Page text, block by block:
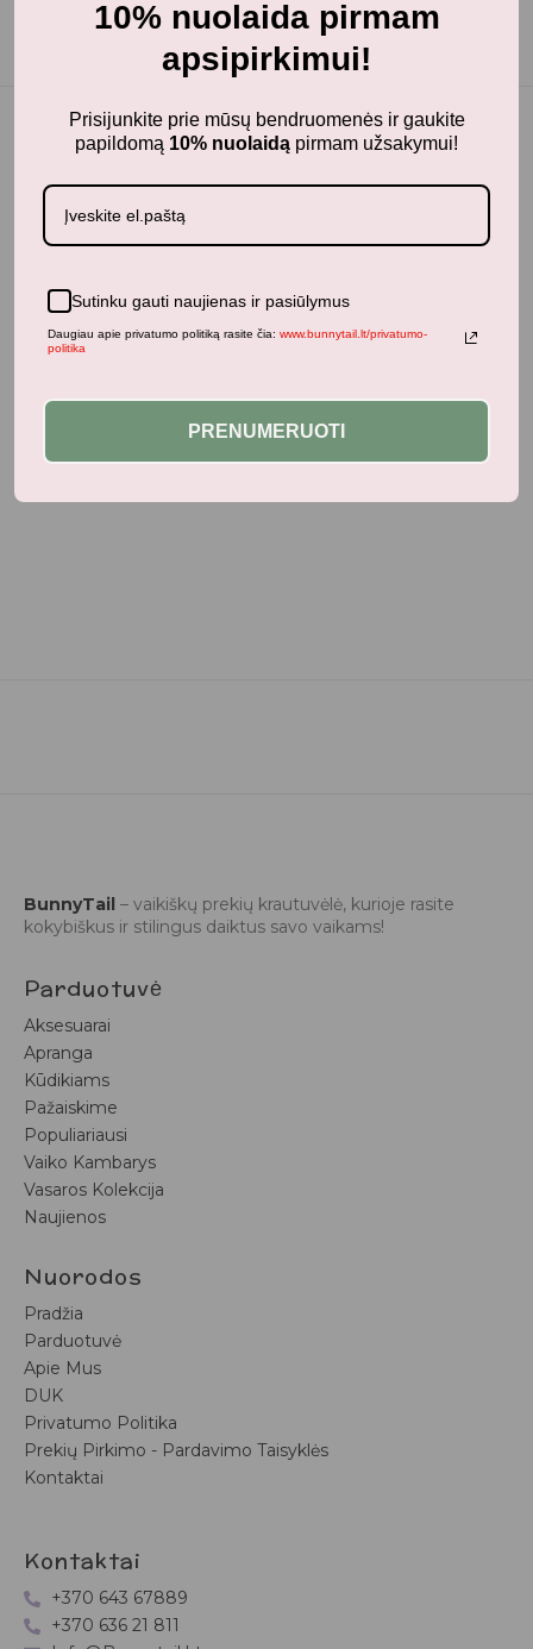
Jums taip pat gali patikti...
Panašūs produktai
BunnyTail – vaikiškų prekių krautuvėlė, kurioje rasite
kokybiškus ir stilingus daiktus savo vaikams!
Parduotuvė
Aksesuarai
Apranga
Kūdikiams
Pažaiskime
Populiariausi
Vaiko Kambarys
Vasaros Kolekcija
Naujienos
Nuorodos
Pradžia
Parduotuvė
Apie Mus
DUK
Privatumo Politika
Prekių Pirkimo - Pardavimo Taisyklės
Kontaktai
Kontaktai
+370 643 67889
+370 636 21 811
10% nuolaida pirmam
apsipirkimui!
Prisijunkite prie mūsų bendruomenės ir gaukite
papildomą 10% nuolaidą pirmam užsakymui!
Sutinku gauti naujienas ir pasiūlymus
Daugiau apie privatumo politiką rasite čia: www.bunnytail.lt/privatumo-
politika
PRENUMERUOTI